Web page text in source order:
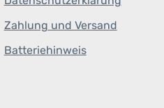
Zahlung und Versand
Batteriehinweis